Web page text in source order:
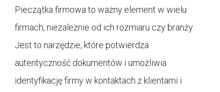
Pieczątka firmowa to ważny element w wielu
firmach, niezależnie od ich rozmiaru czy branży.
Jest to narzędzie, które potwierdza
autentyczność dokumentów i umożliwia
identyfikację firmy w kontaktach z klientami i